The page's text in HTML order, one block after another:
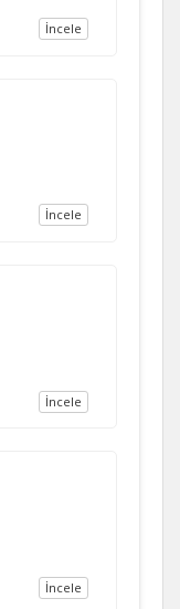
İncele
İncele
İncele
İncele